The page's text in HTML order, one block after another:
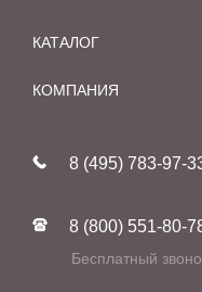
КАТАЛОГ
Мебель
Фабрики
КОМПАНИЯ
Реставрация
Контакты
8 (495) 783-97-
8 (800) 551-80-
Бесплатный